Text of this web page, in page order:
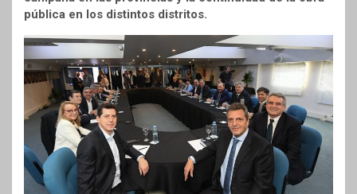
pública en los distintos distritos.